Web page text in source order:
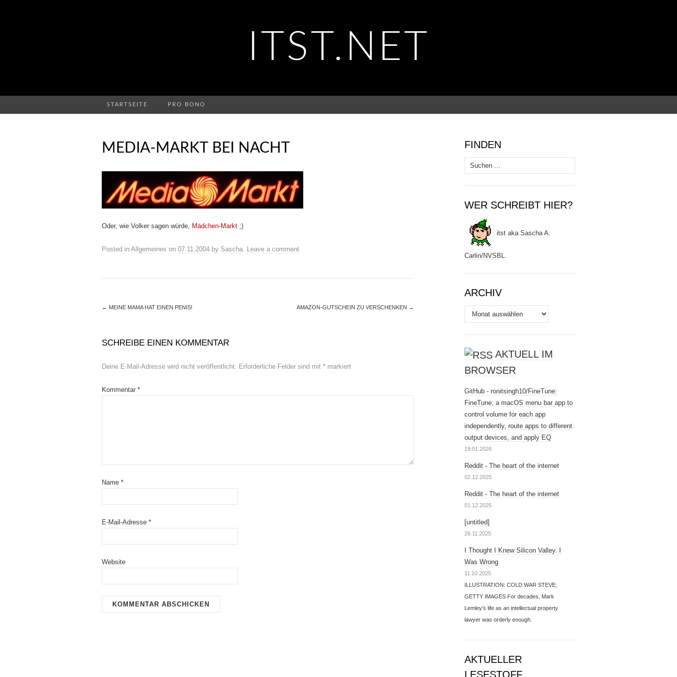
ITST.NET
STARTSEITE PRO BONO
nach:
MEDIA-MARKT BEI NACHT
Oder, wie Volker sagen würde, Mädchen-Markt ;)
Posted in Allgemeines on 07.11.2004 by Sascha. Leave a comment
← MEINE MAMA HAT EINEN PENIS! AMAZON-GUTSCHEIN ZU VERSCHENKEN →
SCHREIBE EINEN KOMMENTAR
Deine E-Mail-Adresse wird nicht veröffentlicht. Erforderliche Felder sind mit * markiert
Kommentar *
Name *
E-Mail-Adresse *
Website
FINDEN
Suchen
nach:
WER SCHREIBT HIER?
itst aka Sascha A.
Carlin/NVSBL.
ARCHIV
Archiv
AKTUELL IM
BROWSER
GitHub - ronitsingh10/FineTune:
FineTune, a macOS menu bar app to
control volume for each app
independently, route apps to different
output devices, and apply EQ
19.01.2026
Reddit - The heart of the internet
02.12.2025
Reddit - The heart of the internet
01.12.2025
[untitled]
26.11.2025
I Thought I Knew Silicon Valley. I
Was Wrong
11.10.2025
ILLUSTRATION: COLD WAR STEVE;
GETTY IMAGES For decades, Mark
Lemley’s life as an intellectual property
lawyer was orderly enough.
AKTUELLER
LESESTOFF